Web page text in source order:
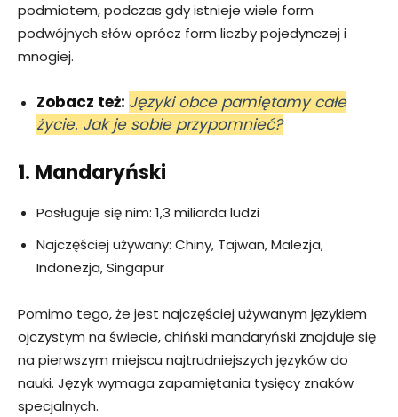
podmiotem, podczas gdy istnieje wiele form
podwójnych słów oprócz form liczby pojedynczej i
mnogiej.
Zobacz też: Języki obce pamiętamy całe
życie. Jak je sobie przypomnieć?
1. Mandaryński
Posługuje się nim: 1,3 miliarda ludzi
Najczęściej używany: Chiny, Tajwan, Malezja,
Indonezja, Singapur
Pomimo tego, że jest najczęściej używanym językiem
ojczystym na świecie, chiński mandaryński znajduje się
na pierwszym miejscu najtrudniejszych języków do
nauki. Język wymaga zapamiętania tysięcy znaków
specjalnych.